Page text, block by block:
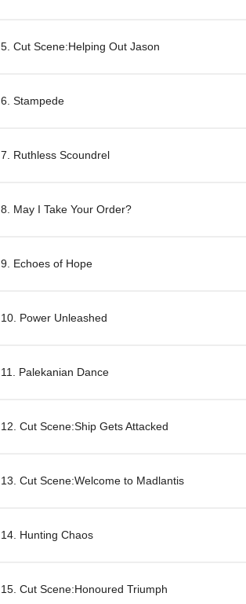
5. Cut Scene:Helping Out Jason
6. Stampede
7. Ruthless Scoundrel
8. May I Take Your Order?
9. Echoes of Hope
10. Power Unleashed
11. Palekanian Dance
12. Cut Scene:Ship Gets Attacked
13. Cut Scene:Welcome to Madlantis
14. Hunting Chaos
15. Cut Scene:Honoured Triumph